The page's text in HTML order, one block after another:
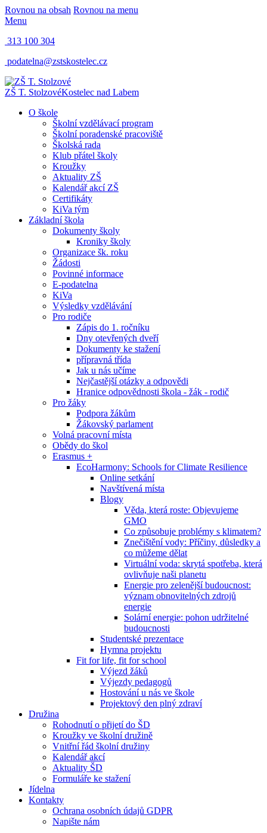
Rovnou na obsah Rovnou na menu
Menu
313 100 304
podatelna@zstskostelec.cz
ZŠ T. StolzovéKostelec nad Labem
O škole
Školní vzdělávací program
Školní poradenské pracoviště
Školská rada
Klub přátel školy
Kroužky
Aktuality ZŠ
Kalendář akcí ZŠ
Certifikáty
KiVa tým
Základní škola
Dokumenty školy
Kroniky školy
Organizace šk. roku
Žádosti
Povinné informace
E-podatelna
KiVa
Výsledky vzdělávání
Pro rodiče
Zápis do 1. ročníku
Dny otevřených dveří
Dokumenty ke stažení
přípravná třída
Jak u nás učíme
Nejčastější otázky a odpovědi
Hranice odpovědnosti škola - žák - rodič
Pro žáky
Podpora žákům
Žákovský parlament
Volná pracovní místa
Obědy do škol
Erasmus +
EcoHarmony: Schools for Climate Resilience
Online setkání
Navštívená místa
Blogy
Věda, která roste: Objevujeme
GMO
Co způsobuje problémy s klimatem?
Znečištění vody: Příčiny, důsledky a
co můžeme dělat
Virtuální voda: skrytá spotřeba, která
ovlivňuje naši planetu
Energie pro zelenější budoucnost:
význam obnovitelných zdrojů
energie
Solární energie: pohon udržitelné
budoucnosti
Studentské prezentace
Hymna projektu
Fit for life, fit for school
Výjezd žáků
Výjezdy pedagogů
Hostování u nás ve škole
Projektový den plný zdraví
Družina
Rohodnutí o přijetí do ŠD
Kroužky ve školní družině
Vnitřní řád školní družiny
Kalendář akcí
Aktuality ŠD
Formuláře ke stažení
Jídelna
Kontakty
Ochrana osobních údajů GDPR
Napište nám